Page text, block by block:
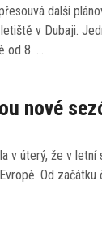
další
v Dubaji.
od 8. …
nové
v úterý, že v
Od